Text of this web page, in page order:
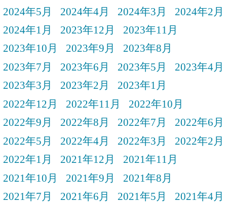
2024年5月
2024年4月 2024年3月
2024年2月
2024年1月
2023年12月
2023年11月
2023年10月
2023年9月
2023年8月
2023年7月
2023年6月 2023年5月
2023年4月
2023年3月
2023年2月
2023年1月
2022年12月
2022年11月
2022年10月
2022年9月
2022年8月 2022年7月
2022年6月
2022年5月
2022年4月 2022年3月
2022年2月
2022年1月
2021年12月
2021年11月
2021年10月
2021年9月
2021年8月
2021年7月
2021年6月 2021年5月
2021年4月